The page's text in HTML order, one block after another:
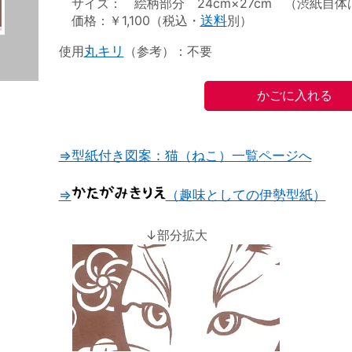
サイズ： 絵柄部分 24cm×27cm （渋紙自体
価格：￥1,100（税込・ 送料別）
使用丸キリ （参考）：不要
⇒型紙付き図案：猫（ねこ）一覧ページへ
⇒ （趣味としての伊勢型紙）
↓部分拡大